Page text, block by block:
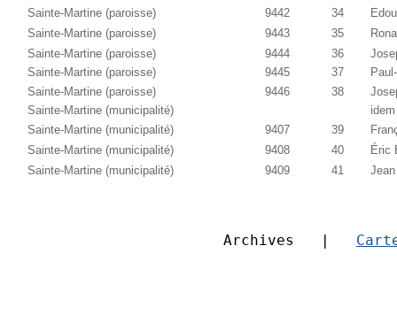
Sainte-Martine (paroisse)
9442 34
Sainte-Martine (paroisse)
9443 35
Sainte-Martine (paroisse)
9444 36
Sainte-Martine (paroisse)
9445 37
Sainte-Martine (paroisse)
9446 38
Sainte-Martine (municipalité)
Sainte-Martine (municipalité)
9407 39
Sainte-Martine (municipalité)
9408 40
Éric
Sainte-Martine (municipalité)
9409 41
Archives   |